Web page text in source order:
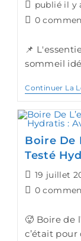
publié il y
0
📌
sommeil
Continuer La
Boire De
Testé
19 juillet
0
🥵 Boire de
c’était